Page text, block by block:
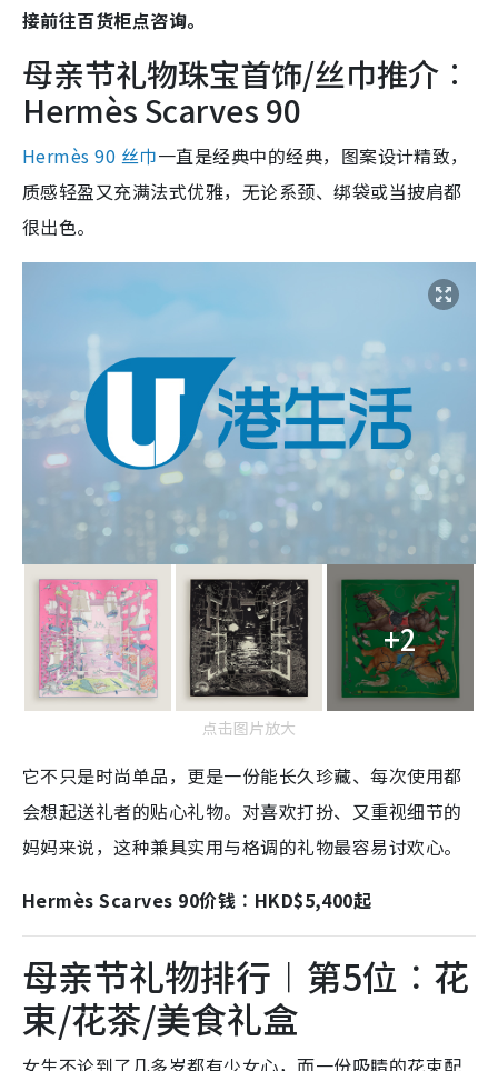
接前往百货柜点咨询。
母亲节礼物珠宝首饰/丝巾推介︰
Hermès Scarves 90
Hermès 90 丝巾一直是经典中的经典，图案设计精致，
质感轻盈又充满法式优雅，无论系颈、绑袋或当披肩都
很出色。
+2
点击图片放大
它不只是时尚单品，更是一份能长久珍藏、每次使用都
会想起送礼者的贴心礼物。对喜欢打扮、又重视细节的
妈妈来说，这种兼具实用与格调的礼物最容易讨欢心。
Hermès Scarves 90价钱︰HKD$5,400起
母亲节礼物排行︱第5位︰花
束/花茶/美食礼盒